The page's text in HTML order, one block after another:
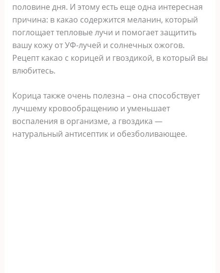
половине дня. И этому есть еще одна интересная
причина: в какао содержится меланин, который
поглощает тепловые лучи и помогает защитить
вашу кожу от УФ-лучей и солнечных ожогов.
Рецепт какао с корицей и гвоздикой, в который вы
влюбитесь.
Корица также очень полезна – она способствует
лучшему кровообращению и уменьшает
воспаления в организме, а гвоздика —
натуральный антисептик и обезболивающее.